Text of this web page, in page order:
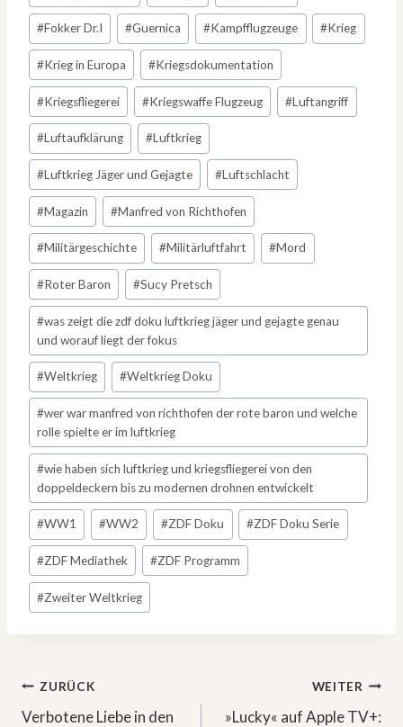
#Fokker Dr.I #Guernica #Kampfflugzeuge #Krieg
#Krieg in Europa #Kriegsdokumentation
#Kriegsfliegerei #Kriegswaffe Flugzeug #Luftangriff
#Luftaufklärung #Luftkrieg
#Luftkrieg Jäger und Gejagte #Luftschlacht
#Magazin #Manfred von Richthofen
#Militärgeschichte #Militärluftfahrt #Mord
#Roter Baron #Sucy Pretsch
#was zeigt die zdf doku luftkrieg jäger und gejagte genau
und worauf liegt der fokus
#Weltkrieg #Weltkrieg Doku
#wer war manfred von richthofen der rote baron und welche
rolle spielte er im luftkrieg
#wie haben sich luftkrieg und kriegsfliegerei von den
doppeldeckern bis zu modernen drohnen entwickelt
#WW1 #WW2 #ZDF Doku #ZDF Doku Serie
#ZDF Mediathek #ZDF Programm
#Zweiter Weltkrieg
Beitragsnavigation
ZURÜCK
Verbotene Liebe in den
WEITER
»Lucky« auf Apple TV+: